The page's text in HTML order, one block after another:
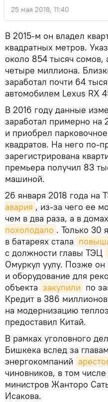
25 мая 2018, 11:40
В 2015-м он владел
квадратных метров.
около 854 тысяч сомов,
четыре миллиона.
заработал почти 64
автомобилем Lexus RX
В 2016 году данные
заработал примерно
и приобрел
квадратов. На него по-
зарегистрирована
премьера получил 83
машиной.
26 января 2018 года на
авария , из-за чего ее
чем в два раза, а в
похолодало . Только 30
в батареях стала
с должности главы ТЭЦ
Омуркул уулу. Позже он
и оборудование для
объекта закупили по
Кредит в 386
на модернизацию
предоставил Китай.
В рамках уголовного
Бишкека вслед за
энергокомпаний
чиновников, в том
министров Жанторо
Исакова.